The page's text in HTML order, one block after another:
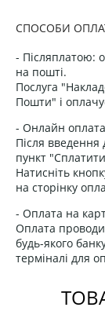
СПОСОБИ
- Післяплатою:
на пошті.
Послуга
Пошти" і
- Онлайн
Після введення
пункт
Натисніть
на сторінку
- Оплата на
Оплата
будь-якого
терміналі для